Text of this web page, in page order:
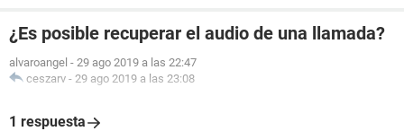
¿Es posible recuperar el audio de una llamada?
alvaroangel - 29 ago 2019 a las 22:47
ceszarv - 29 ago 2019 a las 23:08
1 respuesta